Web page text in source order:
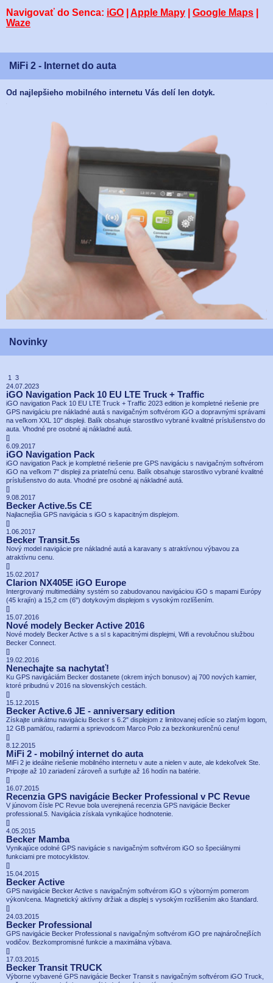
Navigovať do Senca: iGO Apple Mapy Google Maps
Waze
MiFi 2 - Internet do auta
Od najlepšieho mobilného internetu Vás delí len dotyk.
Novinky
1 3
24.07.2023
iGO Navigation Pack 10 EU LTE Truck + Traffic
iGO navigation Pack 10 EU LTE Truck + Traffic 2023 edition je kompletné riešenie pre
GPS navigáciu pre nákladné autá s navigačným softvérom iGO a dopravnými správami
na veľkom XXL 10" displeji. Balík obsahuje starostlivo vybrané kvalitné príslušenstvo do
auta. Vhodné pre osobné aj nákladné autá.
[]
6.09.2017
iGO Navigation Pack
iGO navigation Pack je kompletné riešenie pre GPS navigáciu s navigačným softvérom
iGO na veľkom 7" displeji za priateľnú cenu. Balík obsahuje starostlivo vybrané kvalitné
príslušenstvo do auta. Vhodné pre osobné aj nákladné autá.
[]
9.08.2017
Becker Active.5s CE
Najlacnejšia GPS navigácia s iGO s kapacitným displejom.
[]
1.06.2017
Becker Transit.5s
Nový model navigácie pre nákladné autá a karavany s atraktívnou výbavou za
atraktívnu cenu.
[]
15.02.2017
Clarion NX405E iGO Europe
Intergrovaný multimediálny systém so zabudovanou navigáciou iGO s mapami Európy
(45 krajín) a 15,2 cm (6") dotykovým displejom s vysokým rozlíšením.
[]
15.07.2016
Nové modely Becker Active 2016
Nové modely Becker Active s a sl s kapacitnými displejmi, Wifi a revolučnou službou
Becker Connect.
[]
19.02.2016
Nenechajte sa nachytať!
Ku GPS navigáciám Becker dostanete (okrem iných bonusov) aj 700 nových kamier,
ktoré pribudnú v 2016 na slovenských cestách.
[]
15.12.2015
Becker Active.6 JE - anniversary edition
Získajte unikátnu navigáciu Becker s 6.2" displejom z limitovanej edície so zlatým logom,
12 GB pamäťou, radarmi a sprievodcom Marco Polo za bezkonkurenčnú cenu!
[]
8.12.2015
MiFi 2 - mobilný internet do auta
MiFi 2 je ideálne riešenie mobilného internetu v aute a nielen v aute, ale kdekoľvek Ste.
Pripojte až 10 zariadení zároveň a surfujte až 16 hodín na batérie.
[]
16.07.2015
Recenzia GPS navigácie Becker Professional v PC Revue
V júnovom čísle PC Revue bola uverejnená recenzia GPS navigácie Becker
professional.5. Navigácia získala vynikajúce hodnotenie.
[]
4.05.2015
Becker Mamba
Vynikajúce odolné GPS navigácie s navigačným softvérom iGO so špeciálnymi
funkciami pre motocyklistov.
[]
15.04.2015
Becker Active
GPS navigácie Becker Active s navigačným softvérom iGO s výborným pomerom
výkon/cena. Magnetický aktívny držiak a displej s vysokým rozlíšením ako štandard.
[]
24.03.2015
Becker Professional
GPS navigácie Becker Professional s navigačným softvérom iGO pre najnáročnejších
vodičov. Bezkompromisné funkcie a maximálna výbava.
[]
17.03.2015
Becker Transit TRUCK
Výborne vybavené GPS navigácie Becker Transit s navigačným softvérom iGO Truck,